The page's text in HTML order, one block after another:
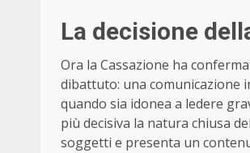
La decisione
Ora la Cassazione ha
dibattuto: una comunicazione
quando sia idonea a ledere
più decisiva la natura chiusa
soggetti e presenta un